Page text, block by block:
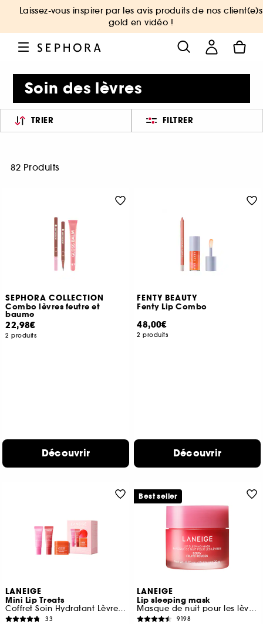
Laissez-vous inspirer par les avis produits de nos client(e)s
gold en vidéo !
Soin des lèvres
TRIER FILTRER
82 Produits
SEPHORA COLLECTION
Combo lèvres feutre et
baume
22,98€
2 produits
Découvrir
FENTY BEAUTY
Fenty Lip Combo
48,00€
2 produits
Découvrir
LANEIGE
Mini Lip Treats
Coffret Soin Hydratant Lèvres Jour & Nuit
33
LANEIGE
Lip sleeping mask
Masque de nuit pour les lèvres
9198
Best seller